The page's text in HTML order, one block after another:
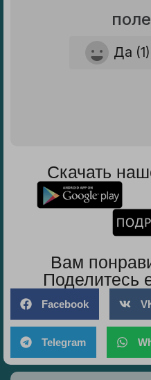
Да (1)
Скачать
Вам
Поделитесь
Facebook
Telegram